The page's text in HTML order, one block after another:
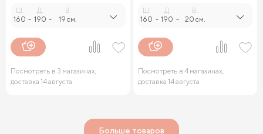
Ш.
160 -
Д.
190 -
В.
19 см.
Посмотреть в 3 магазинах,
доставка 14 августа
Ш.
160 -
Д.
190 -
В.
20 см.
Посмотреть в 4 магазинах,
доставка 14 августа
Больше товаров